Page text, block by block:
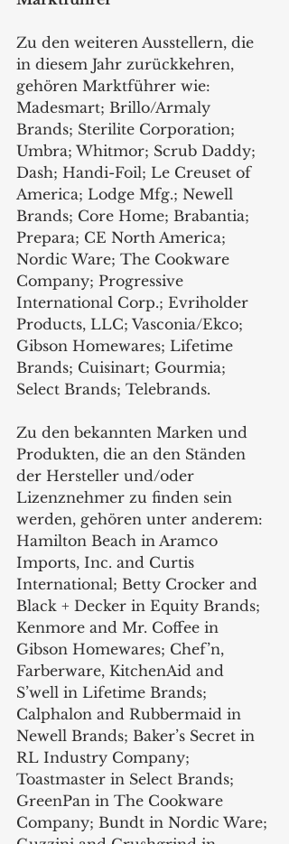
Zu den weiteren Ausstellern, die
in diesem Jahr zurückkehren,
gehören Marktführer wie:
Madesmart; Brillo/Armaly
Brands; Sterilite Corporation;
Umbra; Whitmor; Scrub Daddy;
Dash; Handi-Foil; Le Creuset of
America; Lodge Mfg.; Newell
Brands; Core Home; Brabantia;
Prepara; CE North America;
Nordic Ware; The Cookware
Company; Progressive
International Corp.; Evriholder
Products, LLC; Vasconia/Ekco;
Gibson Homewares; Lifetime
Brands; Cuisinart; Gourmia;
Select Brands; Telebrands.
Zu den bekannten Marken und
Produkten, die an den Ständen
der Hersteller und/oder
Lizenznehmer zu finden sein
werden, gehören unter anderem:
Hamilton Beach in Aramco
Imports, Inc. and Curtis
International; Betty Crocker and
Black + Decker in Equity Brands;
Kenmore and Mr. Coffee in
Gibson Homewares; Chef’n,
Farberware, KitchenAid and
S’well in Lifetime Brands;
Calphalon and Rubbermaid in
Newell Brands; Baker’s Secret in
RL Industry Company;
Toastmaster in Select Brands;
GreenPan in The Cookware
Company; Bundt in Nordic Ware;